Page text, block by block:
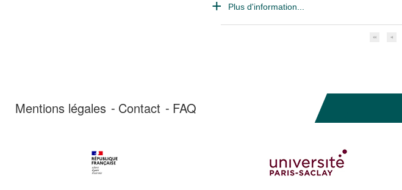
Plus d'information...
Mentions légales Contact FAQ